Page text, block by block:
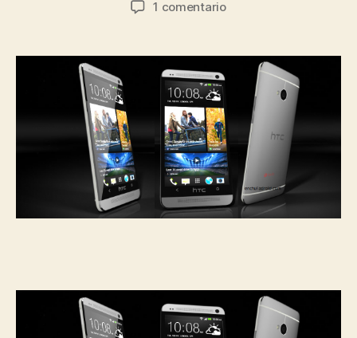
1 comentarioen
tendrá
Android
Jelly
Bean
en
2-
3
semanas